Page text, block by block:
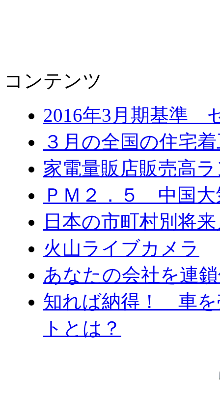
コンテンツ
2016年3月期基準
３月の全国の住宅
家電量販店販売高
ＰＭ２．５ 中国大
日本の市町村別将
火山ライブカメラ
あなたの会社を連
知れば納得！ 車を
トとは？